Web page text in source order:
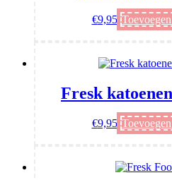
€9,95
Fresk
€9,95